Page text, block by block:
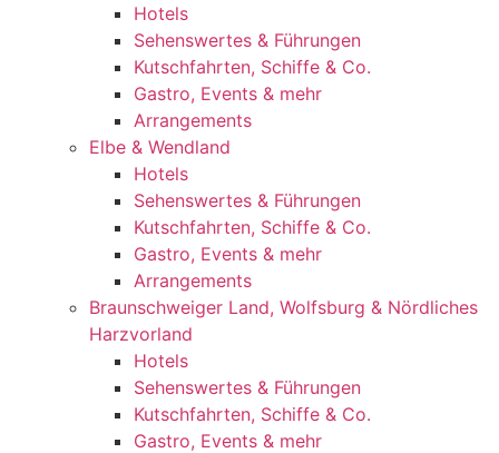
Hotels
Sehenswertes & Führungen
Kutschfahrten, Schiffe & Co.
Gastro, Events & mehr
Arrangements
Elbe & Wendland
Hotels
Sehenswertes & Führungen
Kutschfahrten, Schiffe & Co.
Gastro, Events & mehr
Arrangements
Braunschweiger Land, Wolfsburg & Nördliches
Harzvorland
Hotels
Sehenswertes & Führungen
Kutschfahrten, Schiffe & Co.
Gastro, Events & mehr